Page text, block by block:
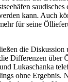
kann. Auch
für seine
die Diskussion
Diffe­renzen über
Lukaschanka
ohne Ergebnis.